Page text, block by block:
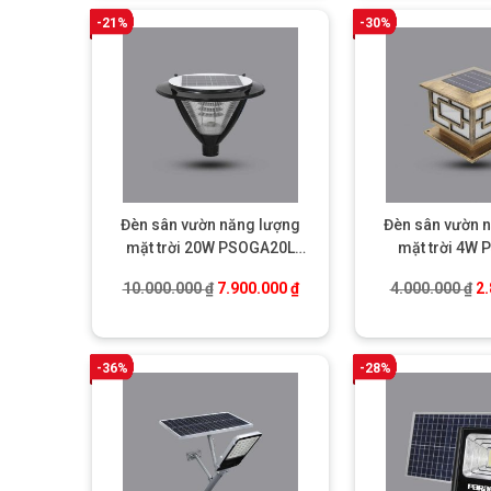
-21%
Đèn sân vườn năng lượng
mặt trời 20W PSOGA20L
10.000.000₫ Giá gốc là: 10.000.000 ₫.
7.900.000₫Giá hiện tại là: 7.900.000 ₫.
-30%
Đèn sân vườn
mặt trời 4W
4.000.000₫
-36% -28%